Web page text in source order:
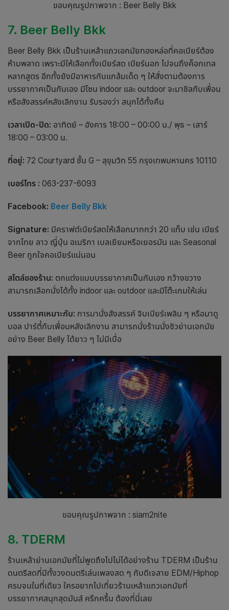
ขอบคุณรูปภาพจาก : Beer Belly Bkk
7. Beer Belly Bkk
Beer Belly Bkk เป็นร้านเหล้าแถวเอกมัยทองหล่อที่คอเบียร์ต้อง
ห้ามพลาด เพราะมีให้เลือกทั้งเบียร์สด เบียร์นอก ไปจนถึงค็อกเทล
หลากสูตร อีกทั้งยังมีอาหารกับแกล้มเด็ด ๆ ให้สั่งตามต้องการ
บรรยากาศเป็นกันเอง มีโซน indoor และ outdoor จะมาชิลกับเพื่อน
หรือสังสรรค์หลังเลิกงาน รับรองว่า สนุกได้ทั้งคืน
เวลาเปิด-ปิด: อาทิตย์ – อังคาร 18:00 – 00:00 น./ พุธ – เสาร์
18:00 – 03:00 น.
ที่อยู่: 72 Courtyard ชั้น G – สุขุมวิท 55 กรุงเทพมหานคร 10110
เบอร์โทร : 063-237-6093
Facebook: Beer Belly Bkk
Signature: มีคราฟต์เบียร์สดให้เลือกมากกว่า 20 แท็บ เช่น เบียร์
จากไทย ลาว ญี่ปุ่น อเมริกา เบลเยียมหรือเยอรมัน และ Seasonal
Beer ถูกใจคอเบียร์แน่นอน
สไตล์ของร้าน: ตกแต่งแบบบรรยากาศเป็นกันเอง กว้างขวาง
สามารถเลือกนั่งได้ทั้ง indoor และ outdoor และมีโต๊ะเกมให้เล่น
บรรยากาศเหมาะกับ: การมานั่งสังสรรค์ จิบเบียร์เพลิน ๆ หรือมาดู
บอล ปาร์ตี้กับเพื่อนหลังเลิกงาน สามารถนั่งร้านนั่งชิวย่านเอกมัย
อย่าง Beer Belly ได้ยาว ๆ ไม่มีเบื่อ
ขอบคุณรูปภาพจาก : siam2nite
8. TDERM
ร้านเหล้าย่านเอกมัยที่ไม่พูดถึงไปไม่ได้อย่างร้าน TDERM เป็นร้าน
ดนตรีสดที่มีทั้งวงดนตรีเล่นเพลงสด ๆ กับดีเจสาย EDM/Hiphop
ครบจนในที่เดียว ใครอยากไปเที่ยวร้านเหล้าแถวเอกมัยที่
บรรยากาศสนุกสุดมันส์ ครึกครื้น ต้องที่นี่เลย